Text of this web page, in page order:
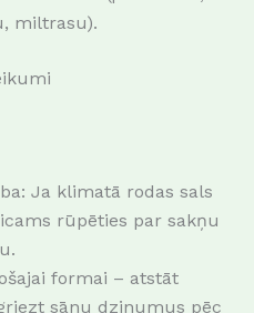
miltrasu).
Ja klimatā rodas sals
rūpēties par sakņu
formai – atstāt
sānu dzinumus pēc